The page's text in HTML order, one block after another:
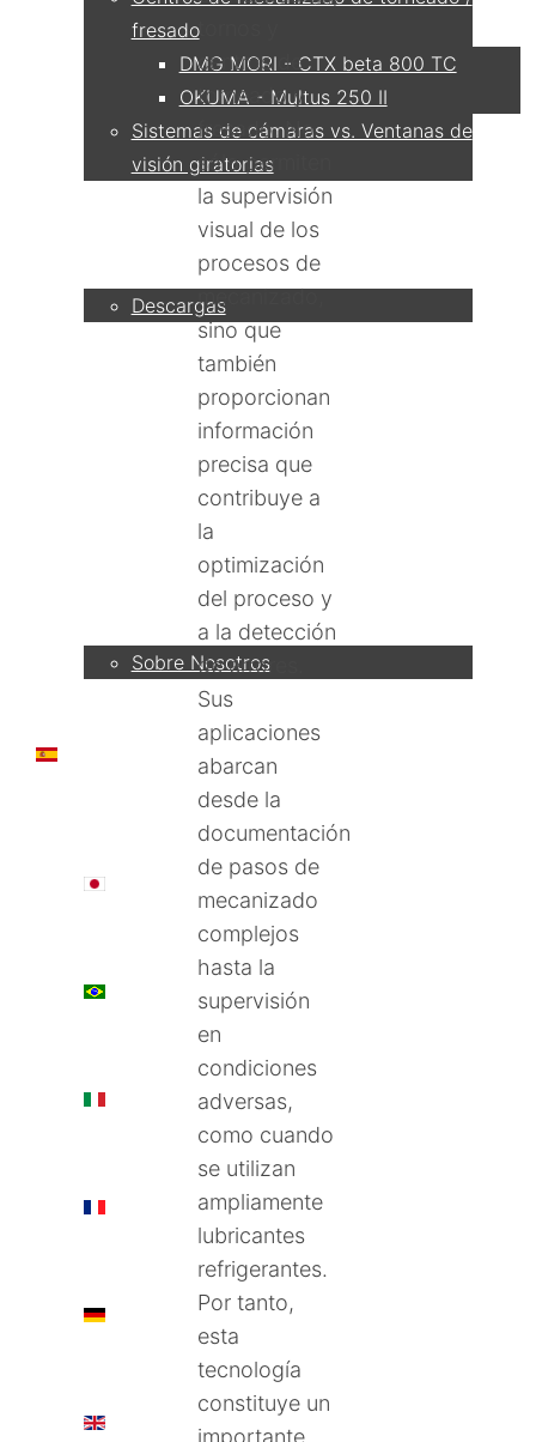
fresado
DMG MORI - CTX beta 800 TC
OKUMA - Multus 250 II
Sistemas de cámaras vs. Ventanas de
visión giratorias
Descargas
Sobre Nosotros
ES
日本語
PT
IT
FR
DE
EN
tornos y
centros de
torneado y
fresado. No
sólo permiten
la supervisión
visual de los
procesos de
mecanizado,
sino que
también
proporcionan
información
precisa que
contribuye a
la
optimización
del proceso y
a la detección
de errores.
Sus
aplicaciones
abarcan
desde la
documentación
de pasos de
mecanizado
complejos
hasta la
supervisión
en
condiciones
adversas,
como cuando
se utilizan
ampliamente
lubricantes
refrigerantes.
Por tanto,
esta
tecnología
constituye un
importante